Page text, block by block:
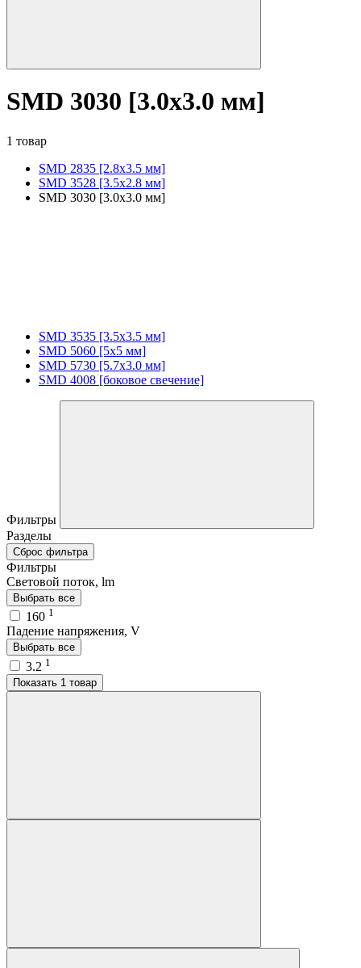
SMD 3030 [3.0x3.0 мм]
1 товар
SMD 2835 [2.8x3.5 мм]
SMD 3528 [3.5х2.8 мм]
SMD 3030 [3.0x3.0 мм]
SMD 3535 [3.5x3.5 мм]
SMD 5060 [5x5 мм]
SMD 5730 [5.7х3.0 мм]
SMD 4008 [боковое свечение]
Фильтры
Разделы
Сброс фильтра
Фильтры
Световой поток, lm
Выбрать все
160 1
Падение напряжения, V
Выбрать все
3.2 1
Показать 1 товар